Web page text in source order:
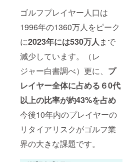
ゴルフプレイヤー人口は
1996年の1360万人をピーク
に2023年には530万人まで
減少しています。（レ
ジャー白書調べ）更に、 プ
レイヤー全体に占める６0代
以上の比率が約43%を占め
今後10年内のプレイヤーの
リタイアリスクがゴルフ業
界の大きな課題です。